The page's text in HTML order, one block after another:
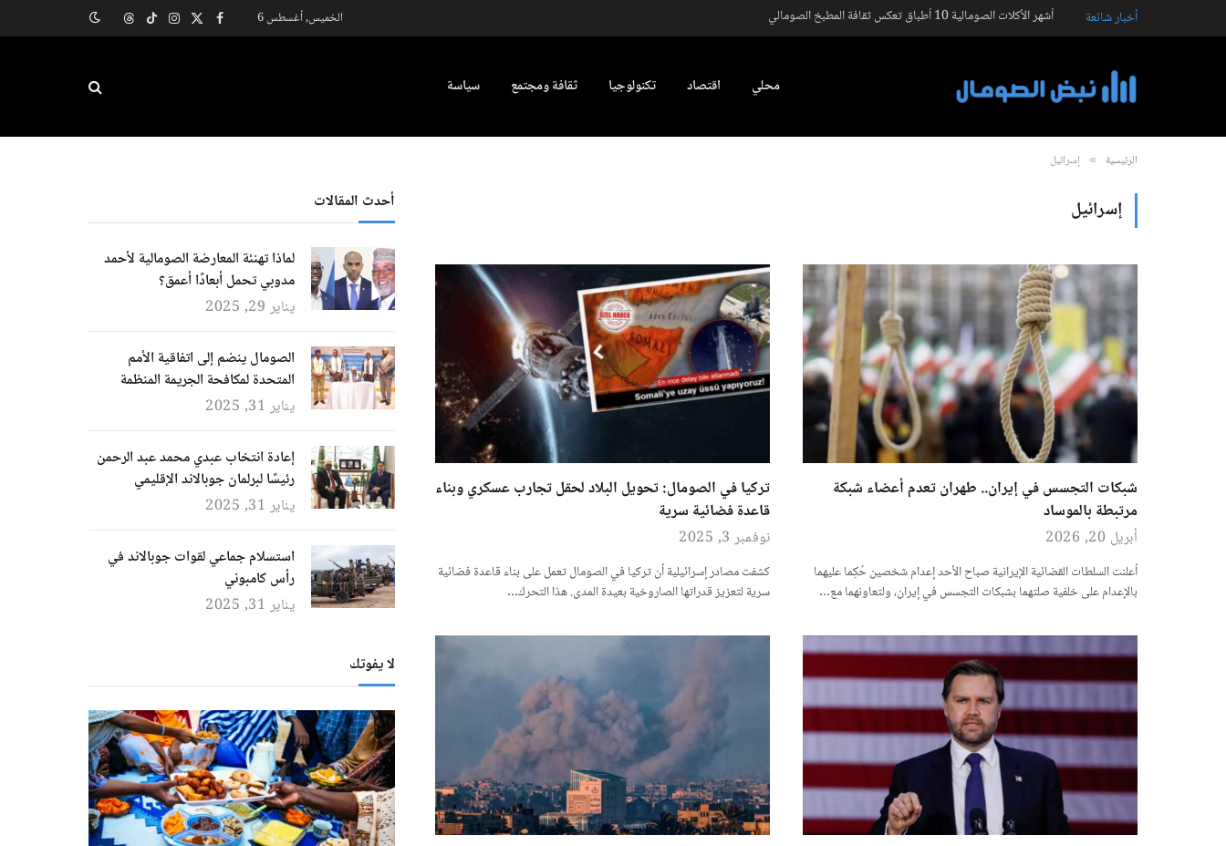
أخبار شائعة أشهر الأكلات الصومالية 10 أطباق تعكس ثقافة المطبخ الصومالي الخميس, أغسطس 6 فيسبوك
X
الانستغرام
تيكتوكThreads
محلي اقتصاد تكنولوجيا ثقافة ومجتمع سياسة
الرئيسية » إسرائيل
إسرائيل
شبكات التجسس في إيران.. طهران تعدم أعضاء شبكة
مرتبطة بالموساد
أبريل 20, 2026
أعلنت السلطات القضائية الإيرانية صباح الأحد إعدام شخصين حُكِما عليهما
بالإعدام على خلفية صلتهما بشبكات التجسس في إيران، ولتعاونهما مع…
تركيا في الصومال: تحويل البلاد لحقل تجارب عسكري وبناء
قاعدة فضائية سرية
نوفمبر 3, 2025
كشفت مصادر إسرائيلية أن تركيا في الصومال تعمل على بناء قاعدة فضائية
سرية لتعزيز قدراتها الصاروخية بعيدة المدى. هذا التحرك…
أحدث المقالات
لماذا تهنئة المعارضة الصومالية لأحمد
مدوبي تحمل أبعادًا أعمق؟
يناير 29, 2025
الصومال ينضم إلى اتفاقية الأمم
المتحدة لمكافحة الجريمة المنظمة
يناير 31, 2025
إعادة انتخاب عبدي محمد عبد الرحمن
رئيسًا لبرلمان جوبالاند الإقليمي
يناير 31, 2025
استسلام جماعي لقوات جوبالاند في
رأس كامبوني
يناير 31, 2025
لا يفوتك